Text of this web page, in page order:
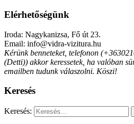
Elérhetőségünk
Iroda: Nagykanizsa, Fő út 23.
Email: info@vidra-vizitura.hu
Kérünk benneteket, telefonon
(Detti)) akkor keressetek, ha valóban
emailben tudunk válaszolni. Köszi!
Keresés
Keresés: